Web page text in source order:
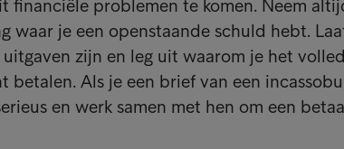
financiële problemen te komen. Neem
waar je een openstaande schuld hebt.
zijn en leg uit waarom je het
betalen. Als je een brief van een
en werk samen met hen om een